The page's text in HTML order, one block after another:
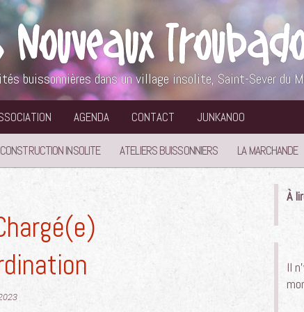
buissonnières dans un village insolite, Saint-Sever du
AGENDA CONTACT JUNKANOO
INSOLITE ATELIERS BUISSONNIERS LA MARCHANDE
À
Il